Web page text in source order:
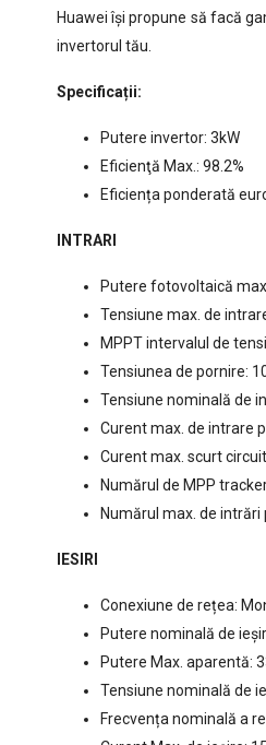
Huawei își propune să facă
invertorul tău.
Specificații:
Putere invertor: 3kW
Eficienţă Max.: 98.2%
Eficiența ponderată
INTRARI
Putere fotovoltaică
Tensiune max. de
MPPT intervalul de
Tensiunea de pornire:
Tensiune nominală de
Curent max. de intrare
Curent max. scurt
Numărul de MPP
Numărul max. de intrări
IESIRI
Conexiune de rețea:
Putere nominală de
Putere Max. aparentă:
Tensiune nominală de
Frecvența nominală a